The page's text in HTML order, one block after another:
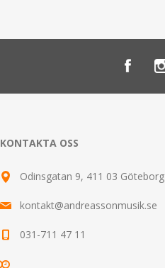
KONTAKTA OSS
Odinsgatan 9, 411 03 Göteborg
kontakt@andreassonmusik.se
031-711 47 11